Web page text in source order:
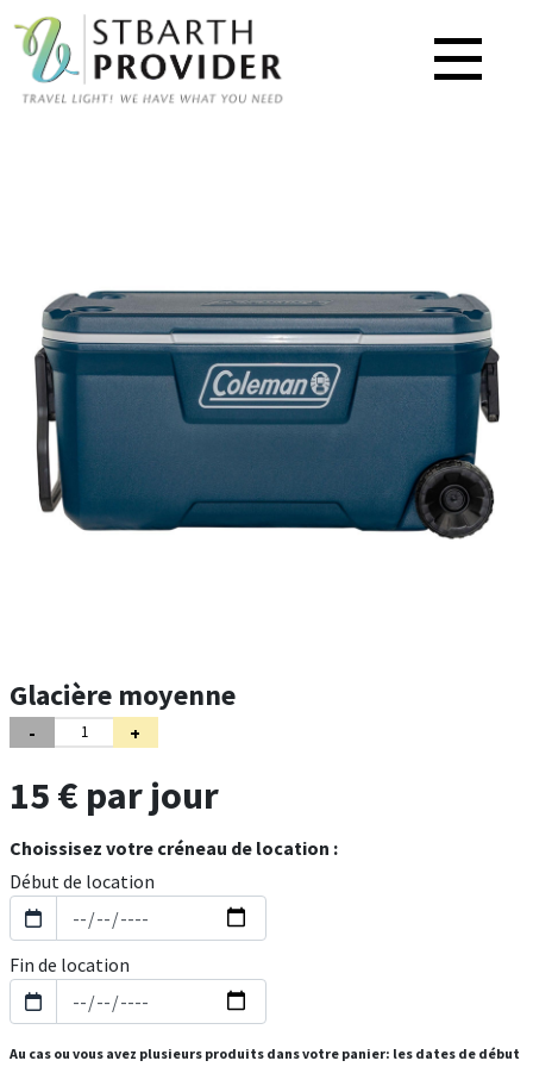
Glacière moyenne
15 € par jour
Choissisez votre créneau de location :
Début de location
Fin de location
Au cas ou vous avez plusieurs produits dans votre panier: les dates de début